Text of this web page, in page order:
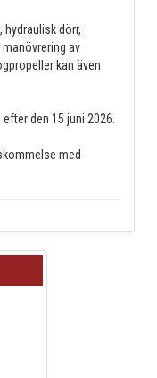
hydraulisk dörr,
av
kan även
den 15 juni 2026.
med